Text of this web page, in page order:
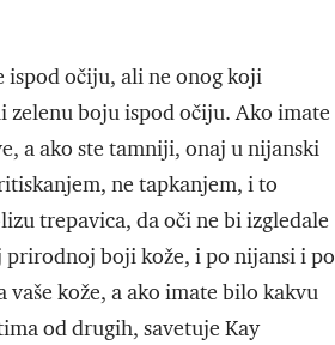
očiju, ali ne onog koji
boju ispod očiju. Ako imate
a ako ste tamniji, onaj u nijanski
ne tapkanjem, i to
trepavica, da oči ne bi izgledale
prirodnoj boji kože, i po nijansi i po
kože, a ako imate bilo kakvu
od drugih, savetuje Kay